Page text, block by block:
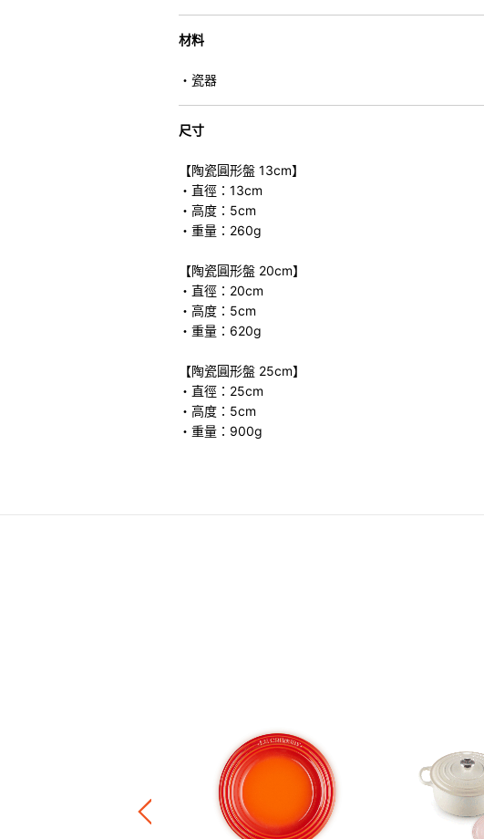
材料
・瓷器
尺寸
【陶瓷圓形盤 13cm】
・直徑：13cm
・高度：5cm
・重量：260g
【陶瓷圓形盤 20cm】
・直徑：20cm
・高度：5cm
・重量：620g
【陶瓷圓形盤 25cm】
・直徑：25cm
・高度：5cm
・重量：900g